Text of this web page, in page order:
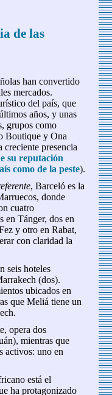
de las
han convertido
mercados.
del país, que
años, y unas
grupos como
Boutique y Ona
creciente presencia
su reputación
como de la peste).
, Barceló es la
donde
cuatro
en Tánger, dos en
y otro en Rabat,
con claridad la
seis hoteles
(dos).
ubicados en
que Meliá tiene un
opera dos
mientras que
activos: uno en
está el
ha protagonizado